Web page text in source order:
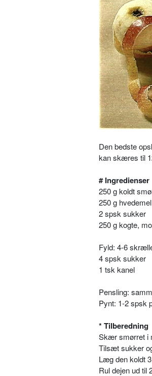
Den bedste
kan skæres til
# Ingredienser
250 g koldt
250 g hvedemel
2 spsk sukker
250 g kogte,
Fyld: 4-6
4 spsk sukker
1 tsk kanel
Pensling:
Pynt: 1-2 spsk
* Tilberedning
Skær smørret i
Tilsæt sukker
Læg den koldt
Rul dejen ud til